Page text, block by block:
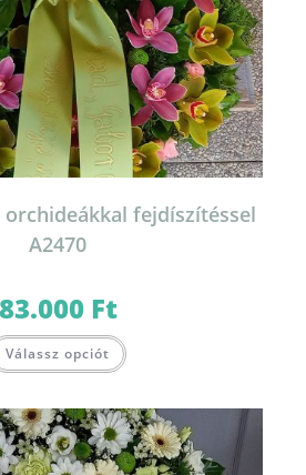
fejdíszítéssel
A2470
83.000 Ft
Válassz opciót